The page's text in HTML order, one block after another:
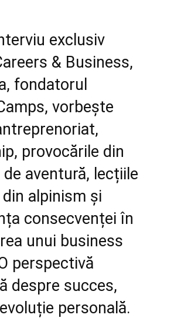
exclusiv
& Business,
fondatorul
vorbește
provocările din
aventură, lecțiile
alpinism și
consecvenței în
unui business
perspectivă
despre succes,
personală.